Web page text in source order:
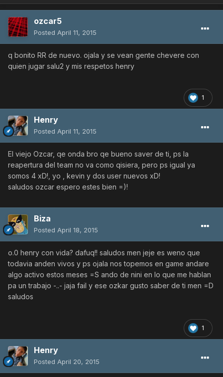
ozcar5
Posted April 11, 2015
q bonito RR de nuevo. ojala y se vean gente chevere con
quien jugar salu2 y mis respetos henry
1
Henry
Posted April 11, 2015
El viejo Ozcar, qe onda bro qe bueno saver de ti, ps la
reapertura del team no va como qisiera, pero ps igual ya
somos 4 xD!, yo , kevin y dos user nuevos xD!
saludos ozcar espero estes bien =)!
Biza
Posted April 18, 2015
o.0 henry con vida? dafuq!! saludos men jeje es weno que
todavia anden vivos y ps ojala nos topemos en game andare
algo activo estos meses =S ando de nini en lo que me hablan
pa un trabajo -..- jaja fail y ese ozkar gusto saber de ti men =D
saludos
1
Henry
Posted April 20, 2015